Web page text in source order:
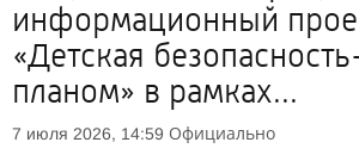
информационный
«Детская
планом» в рамках...
7 июля 2026, 14:59 Официально